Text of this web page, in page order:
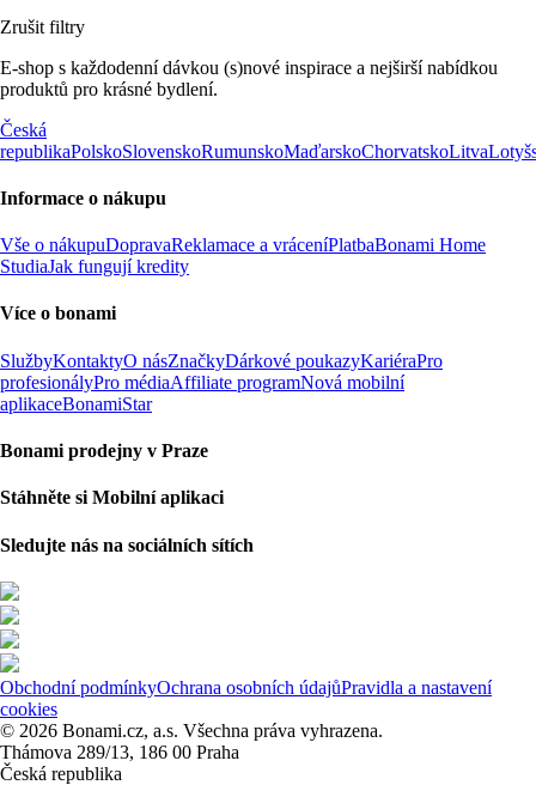
Zrušit filtry
E-shop s každodenní dávkou (s)nové inspirace a nejširší nabídkou
produktů pro krásné bydlení.
Česká
republikaPolskoSlovenskoRumunskoMaďarskoChorvatskoLitva
Informace o nákupu
Vše o nákupuDopravaReklamace a vráceníPlatbaBonami Home
StudiaJak fungují kredity
Více o bonami
SlužbyKontaktyO násZnačkyDárkové poukazyKariéraPro
profesionályPro médiaAffiliate programNová mobilní
aplikaceBonamiStar
Bonami prodejny v Praze
Stáhněte si Mobilní aplikaci
Sledujte nás na sociálních sítích
Obchodní podmínkyOchrana osobních údajůPravidla a nastavení
cookies
© 2026 Bonami.cz, a.s. Všechna práva vyhrazena.
Thámova 289/13, 186 00 Praha
Česká republika